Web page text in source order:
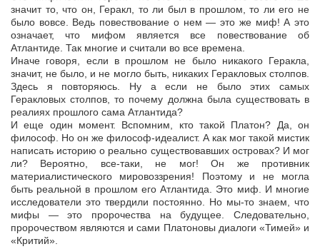
значит то, что он, Геракл, то ли был в прошлом, то ли его не
было вовсе. Ведь повествование о нем — это же миф! А это
означает, что мифом является все повествование об
Атлантиде. Так многие и считали во все времена.
Иначе говоря, если в прошлом не было никакого Геракла,
значит, не было, и не могло быть, никаких Геракловых столпов.
Здесь я повторяюсь. Ну а если не было этих самых
Геракловых столпов, то почему должна была существовать в
реалиях прошлого сама Атлантида?
И еще один момент. Вспомним, кто такой Платон? Да, он
философ. Но он же философ-идеалист. А как мог такой мистик
написать историю о реально существовавших островах? И мог
ли? Вероятно, все-таки, не мог! Он же противник
материалистического мировоззрения! Поэтому и не могла
быть реальной в прошлом его Атлантида. Это миф. И многие
исследователи это твердили постоянно. Но мы-то знаем, что
мифы — это пророчества на будущее. Следовательно,
пророчеством являются и сами Платоновы диалоги «Тимей» и
«Критий».